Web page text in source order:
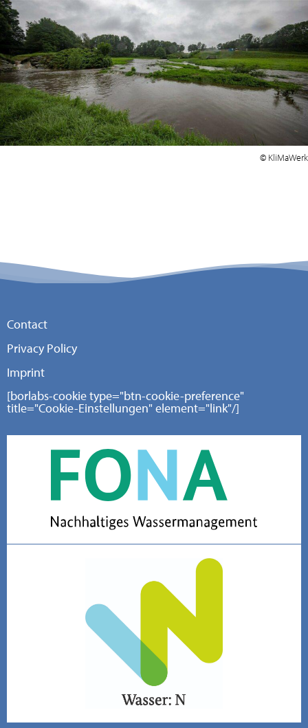
© KliMaWerk
Contact
Privacy Policy
Imprint
[borlabs-cookie type="btn-cookie-preference"
title="Cookie-Einstellungen" element="link"/]